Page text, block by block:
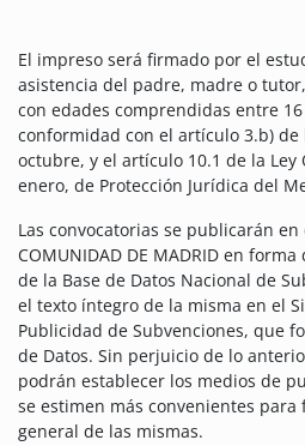
El impreso será firmado por el
asistencia del padre, madre o
con edades comprendidas entre
conformidad con el artículo 3.b) de
octubre, y el artículo 10.1 de la Ley
enero, de Protección Jurídica del
Las convocatorias se publicarán en
COMUNIDAD DE MADRID en
de la Base de Datos Nacional de
el texto íntegro de la misma en el
Publicidad de Subvenciones, que
de Datos. Sin perjuicio de lo
podrán establecer los medios de
se estimen más convenientes
general de las mismas.